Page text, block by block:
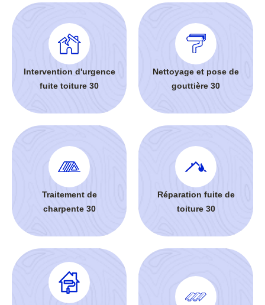
Intervention d'urgence
fuite toiture 30
Nettoyage et pose de
gouttière 30
Traitement de
charpente 30
Réparation fuite de
toiture 30